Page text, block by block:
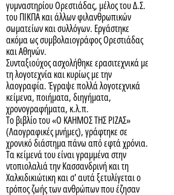
γυμναστηρίου Ορεστιάδας, μέλος του Δ.Σ.
του ΠΙΚΠΑ και άλλων φιλανθρωπικών
σωματείων και συλλόγων. Εργάστηκε
ακόμα ως συμβολαιογράφος Ορεστιάδας
και Αθηνών.
Συνταξιούχος ασχολήθηκε ερασιτεχνικά με
τη λογοτεχνία και κυρίως με την
λαογραφία. Έγραψε πολλά λογοτεχνικά
κείμενα, ποιήματα, διηγήματα,
χρονογραφήματα, κ.λ.π.
Το βιβλίο του «Ο ΚΑΗΜΟΣ ΤΗΣ ΡΙΖΑΣ»
(Λαογραφικές μνήμες), γράφτηκε σε
χρονικό διάστημα πάνω από εφτά χρόνια.
Τα κείμενά του είναι γραμμένα στην
ντοπιολαλιά την Κασσανδρινή και τη
Χαλκιδικιώτικη και σ' αυτά ξετυλίγεται ο
τρόπος ζωής των ανθρώπων που έζησαν